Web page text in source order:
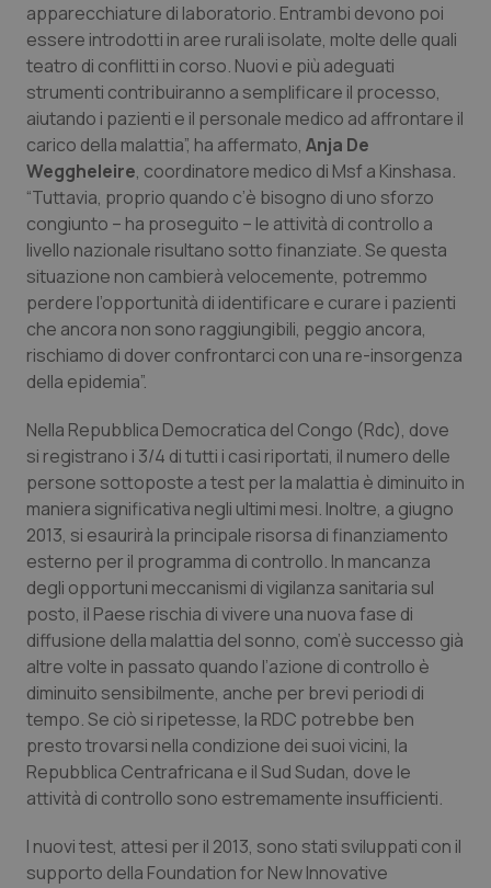
Piemonte
Provincia Autonoma di Bolzano
Provincia Autonoma di Trento
Puglia
Sardegna
Sicilia
Toscana
Umbria
Valle D’Aosta
Veneto
HIV
Infezioni & Febbre
Ipertensione & Scompenso
Malattie rare
Malattia di Crohn & Rettocolite Ulcerosa
Neuroscienze & patologie neurodegenerative
Obesità
Oftalmologia
Oncodermatologia
Oncoematologia
Oncologia & Nutrizione
Psoriasi & pelle
Quotidiano Cardiologia
Quotidiano Chirurgia
Quotidiano Pediatria
apparecchiature di laboratorio. Entrambi devono poi
essere introdotti in aree rurali isolate, molte delle quali
teatro di conflitti in corso. Nuovi e più adeguati
strumenti contribuiranno a semplificare il processo,
aiutando i pazienti e il personale medico ad affrontare il
carico della malattia”, ha affermato, Anja De
Weggheleire, coordinatore medico di Msf a Kinshasa.
“Tuttavia, proprio quando c’è bisogno di uno sforzo
congiunto – ha proseguito – le attività di controllo a
livello nazionale risultano sotto finanziate. Se questa
situazione non cambierà velocemente, potremmo
perdere l’opportunità di identificare e curare i pazienti
che ancora non sono raggiungibili, peggio ancora,
rischiamo di dover confrontarci con una re-insorgenza
della epidemia”.
Nella Repubblica Democratica del Congo (Rdc), dove
si registrano i 3/4 di tutti i casi riportati, il numero delle
persone sottoposte a test per la malattia è diminuito in
maniera significativa negli ultimi mesi. Inoltre, a giugno
2013, si esaurirà la principale risorsa di finanziamento
esterno per il programma di controllo. In mancanza
degli opportuni meccanismi di vigilanza sanitaria sul
posto, il Paese rischia di vivere una nuova fase di
diffusione della malattia del sonno, com’è successo già
altre volte in passato quando l’azione di controllo è
diminuito sensibilmente, anche per brevi periodi di
tempo. Se ciò si ripetesse, la RDC potrebbe ben
presto trovarsi nella condizione dei suoi vicini, la
Repubblica Centrafricana e il Sud Sudan, dove le
attività di controllo sono estremamente insufficienti.
I nuovi test, attesi per il 2013, sono stati sviluppati con il
supporto della Foundation for New Innovative